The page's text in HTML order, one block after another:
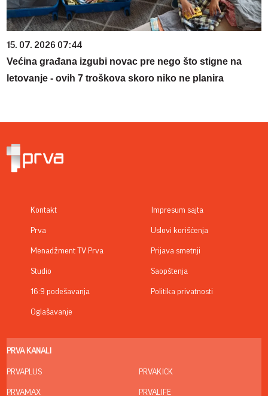
15. 07. 2026 07:44
Većina građana izgubi novac pre nego što stigne na
letovanje - ovih 7 troškova skoro niko ne planira
Kontakt
Prva
Menadžment TV Prva
Studio
16:9 podešavanja
Oglašavanje
Impresum sajta
Uslovi korišćenja
Prijava smetnji
Saopštenja
Politika privatnosti
PRVA KANALI
PRVAPLUS
PRVAMAX
PRVAKICK
PRVALIFE